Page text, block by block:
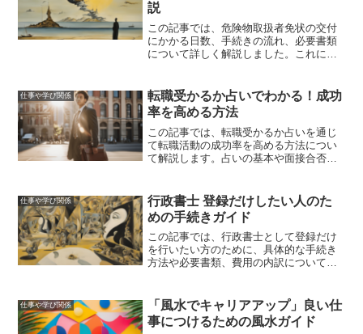
説
この記事では、危険物取扱者免状の交付
にかかる日数、手続きの流れ、必要書類
について詳しく解説しました。これによ
できるでしょう。免状取得後の活用方法
やキャリアアップのためのアドバイスも
提供しました。
仕事や学び関係
転職受かるか占いでわかる！成功
率を高める方法
この記事では、転職受かるか占いを通じ
て転職活動の成功率を高める方法につい
て解説します。占いの基本や面接合否を
ど、具体的な内容を紹介します。
仕事や学び関係
行政書士 登録だけしたい人のた
めの手続きガイド
この記事では、行政書士として登録だけ
を行いたい方のために、具体的な手続き
方法や必要書類、費用の内訳について詳
介しています。
仕事や学び関係
「風水でキャリアアップ」良い仕
事につけるための風水ガイド